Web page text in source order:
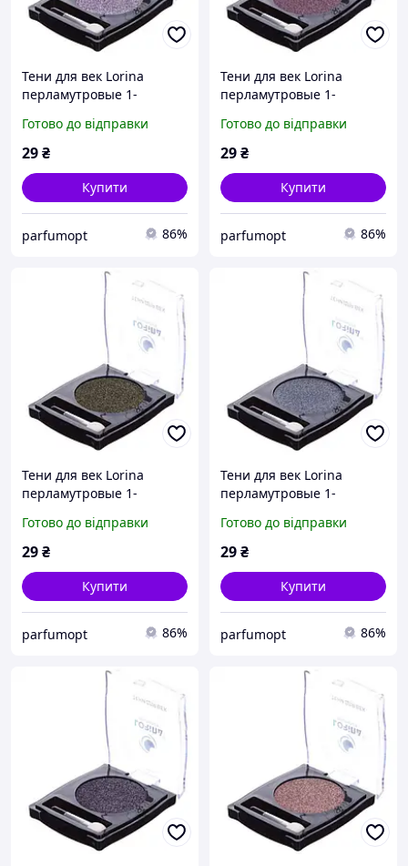
Тени для век Lorina
перламутровые 1-
Готово до відправки
29₴
Купити
parfumopt 86%
Тени для век Lorina
перламутровые 1-
Готово до відправки
29₴
Купити
parfumopt 86%
Тени для век Lorina
перламутровые 1-
Готово до відправки
29₴
Купити
parfumopt 86%
Тени для век Lorina
перламутровые 1-
Готово до відправки
29₴
Купити
parfumopt 86%